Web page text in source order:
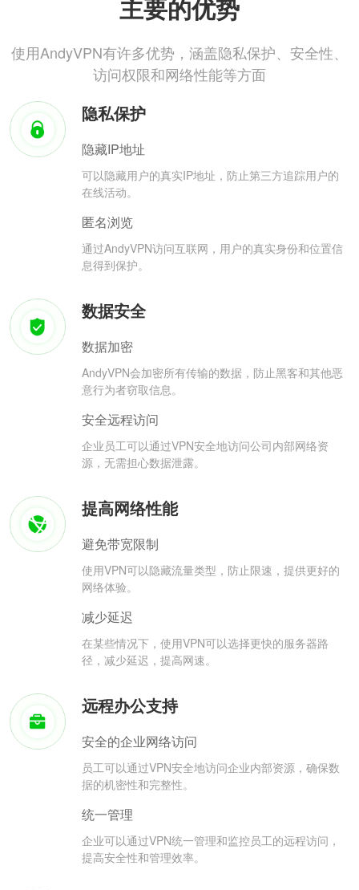
主要的优势
使用AndyVPN有许多优势，涵盖隐私保护、安全性、
访问权限和网络性能等方面
隐私保护
隐藏IP地址
可以隐藏用户的真实IP地址，防止第三方追踪用户的
在线活动。
匿名浏览
通过AndyVPN访问互联网，用户的真实身份和位置信
息得到保护。
数据安全
数据加密
AndyVPN会加密所有传输的数据，防止黑客和其他恶
意行为者窃取信息。
安全远程访问
企业员工可以通过VPN安全地访问公司内部网络资
源，无需担心数据泄露。
提高网络性能
避免带宽限制
使用VPN可以隐藏流量类型，防止限速，提供更好的
网络体验。
减少延迟
在某些情况下，使用VPN可以选择更快的服务器路
径，减少延迟，提高网速。
远程办公支持
安全的企业网络访问
员工可以通过VPN安全地访问企业内部资源，确保数
据的机密性和完整性。
统一管理
企业可以通过VPN统一管理和监控员工的远程访问，
提高安全性和管理效率。